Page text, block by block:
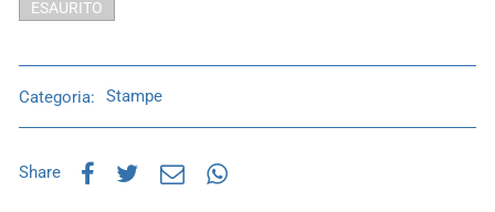
ESAURITO
Categoria: Stampe
Share